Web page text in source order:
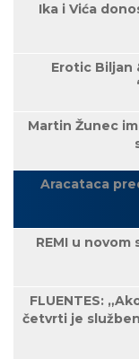
Ika i Vića
Erotic Biljan
Martin Žunec
Aracataca
REMI u
FLUENTES:
četvrti je